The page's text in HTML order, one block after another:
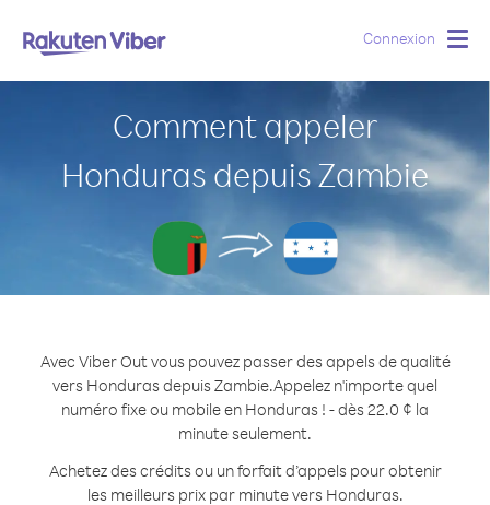
Connexion
Comment appeler
Honduras depuis Zambie
Avec Viber Out vous pouvez passer des appels de qualité
vers Honduras depuis Zambie.Appelez n'importe quel
numéro fixe ou mobile en Honduras ! - dès 22.0 ¢ la
minute seulement.
Achetez des crédits ou un forfait d’appels pour obtenir
les meilleurs prix par minute vers Honduras.